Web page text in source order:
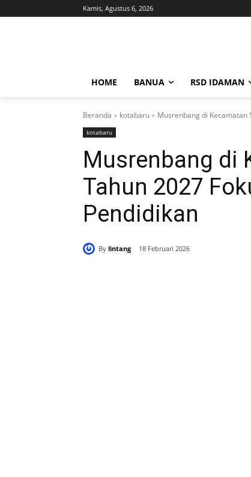
Kamis, Agustus 6, 2026
HOME BANUA RSD IDAMAN
Beranda kotabaru Musrenbang di Kecamatan
kotabaru
Musrenbang di
Tahun 2027
Pendidikan
By lintang 18 Februari 2026